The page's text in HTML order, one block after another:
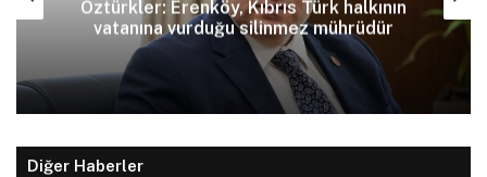
Öztürkler: Erenköy, Kıbrıs Türk halkının
vatanına vurduğu silinmez mührüdür
Diğer Haberler